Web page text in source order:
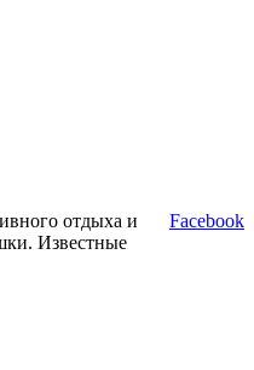
отдыха и
Известные
Facebook